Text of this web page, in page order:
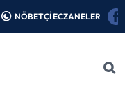
NÖBETÇİ ECZANELER